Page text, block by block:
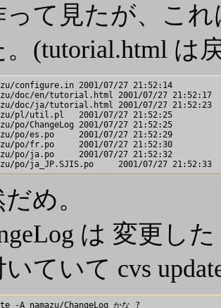
って見たが、こ
。(tutorial.html は
configure.in 2001/07/27 21:52:14
doc/en/tutorial.html 2001/07/27 21:52:17
doc/ja/tutorial.html 2001/07/27 21:52:23
pl/util.pl   2001/07/27 21:52:25
po/ChangeLog 2001/07/27 21:52:25
po/es.po     2001/07/27 21:52:29
po/fr.po     2001/07/27 21:52:30
po/ja.po     2001/07/27 21:52:32
め。
は 変更し
いていて cvs